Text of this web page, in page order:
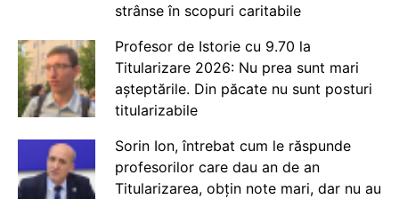
strânse în scopuri caritabile
Profesor de Istorie cu 9.70 la
Titularizare 2026: Nu prea sunt mari
așteptările. Din păcate nu sunt posturi
titularizabile
Sorin Ion, întrebat cum le răspunde
profesorilor care dau an de an
Titularizarea, obțin note mari, dar nu au